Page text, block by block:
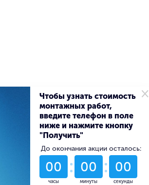
×
Чтобы узнать стоимость
монтажных работ,
введите телефон в поле
ниже и нажмите кнопку
"Получить"
До окончания акции осталось:
52
дни
09
часы
35
минуты